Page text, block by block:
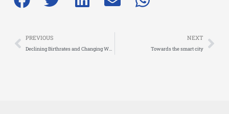
Prev
PREVIOUS
Declining Birthrates and Changing Workforce
NEXT
Towards the smart city